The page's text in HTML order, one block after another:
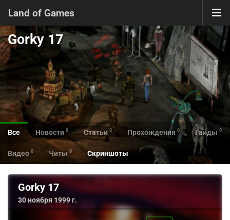
Land of Games
Gorky 17
Все Новости 0 Статьи 0 Прохождения 0 Гайды 0
Видео 0 Читы 0 Скриншоты
Gorky 17
30 ноября 1999 г.